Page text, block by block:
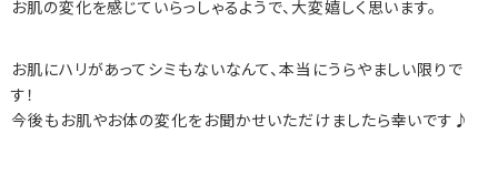
お肌の変化を感じていらっしゃるようで、大変嬉しく思います。
お肌にハリがあってシミもないなんて、本当にうらやましい限りで
す！
今後もお肌やお体の変化をお聞かせいただけましたら幸いです♪